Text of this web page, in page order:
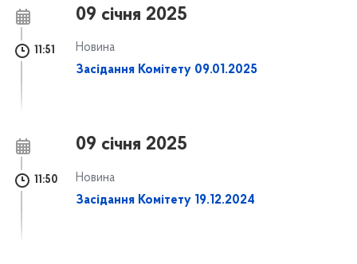
09 січня 2025
11:51
Новина
Засідання Комітету 09.01.2025
09 січня 2025
11:50
Новина
Засідання Комітету 19.12.2024